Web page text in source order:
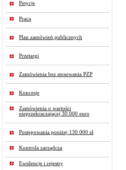
Petycje
Praca
Plan zamówień publicznych
Przetargi
Zamówienia bez stosowania PZP
Koncesje
Zamówienia o wartości
nieprzekraczającej 30.000 euro
Postępowania poniżej 130 000 zł
Kontrola zarządcza
Ewidencje i rejestry